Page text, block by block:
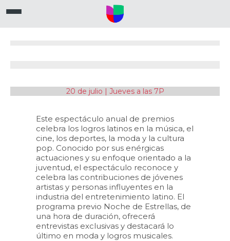
20 de julio | Jueves a las 7P
Este espectáculo anual de premios
celebra los logros latinos en la música, el
cine, los deportes, la moda y la cultura
pop. Conocido por sus enérgicas
actuaciones y su enfoque orientado a la
juventud, el espectáculo reconoce y
celebra las contribuciones de jóvenes
artistas y personas influyentes en la
industria del entretenimiento latino. El
programa previo Noche de Estrellas, de
una hora de duración, ofrecerá
entrevistas exclusivas y destacará lo
último en moda y logros musicales.